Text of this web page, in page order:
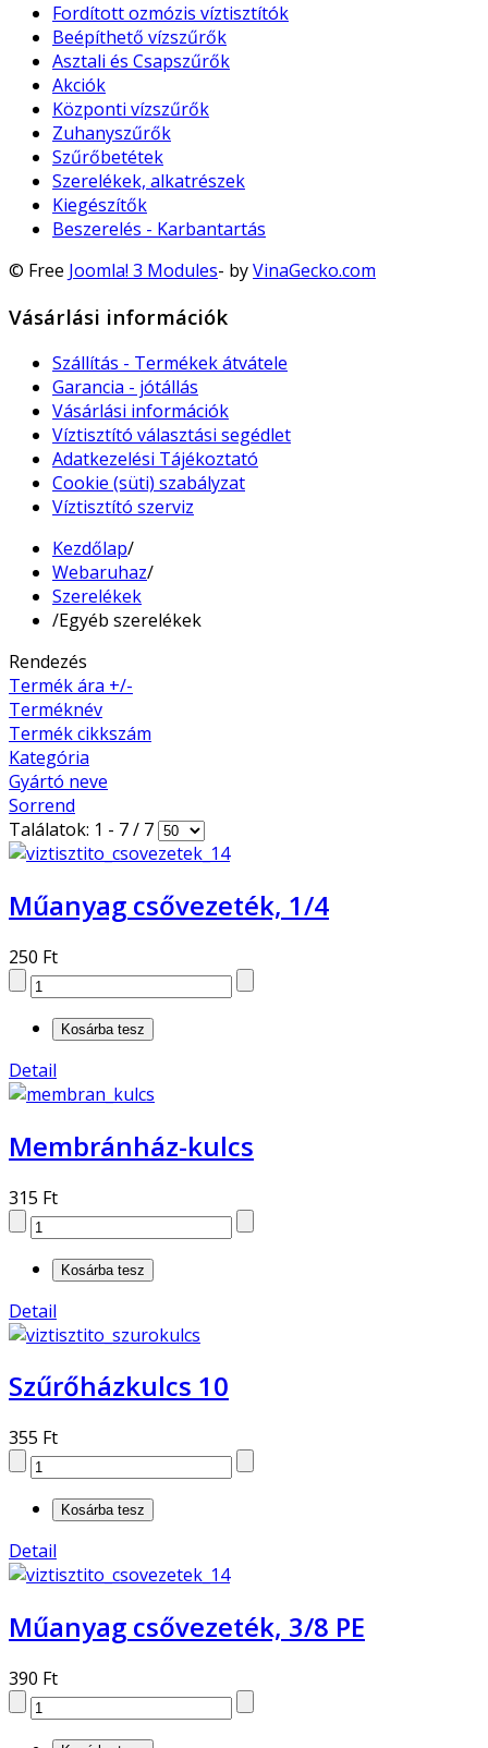
Fordított ozmózis víztisztítók
Beépíthető vízszűrők
Asztali és Csapszűrők
Akciók
Központi vízszűrők
Zuhanyszűrők
Szűrőbetétek
Szerelékek, alkatrészek
Kiegészítők
Beszerelés - Karbantartás
© Free Joomla! 3 Modules- byVinaGecko.com
Vásárlási információk
Szállítás - Termékek átvátele
Garancia - jótállás
Vásárlási információk
Víztisztító választási segédlet
Adatkezelési Tájékoztató
Cookie (süti) szabályzat
Víztisztító szerviz
Kezdőlap/
Webaruhaz/
Szerelékek
/Egyéb szerelékek
Rendezés
Termék ára +/-
Terméknév
Termék cikkszám
Kategória
Gyártó neve
Sorrend
Találatok: 1 - 7 / 7
Műanyag csővezeték, 1/4
250 Ft
Detail
Membránház-kulcs
315 Ft
Detail
Szűrőházkulcs 10
355 Ft
Detail
Műanyag csővezeték, 3/8 PE
390 Ft